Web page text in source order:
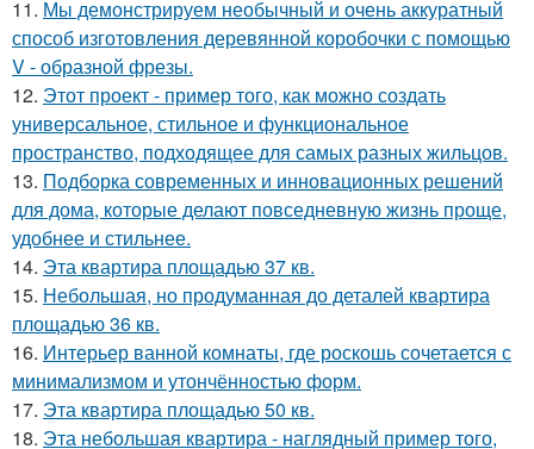
11. Мы демонстрируем необычный и очень аккуратный
способ изготовления деревянной коробочки с помощью
V - образной фрезы.
12. Этот проект - пример того, как можно создать
универсальное, стильное и функциональное
пространство, подходящее для самых разных жильцов.
13. Подборка современных и инновационных решений
для дома, которые делают повседневную жизнь проще,
удобнее и стильнее.
14. Эта квартира площадью 37 кв.
15. Небольшая, но продуманная до деталей квартира
площадью 36 кв.
16. Интерьер ванной комнаты, где роскошь сочетается с
минимализмом и утончённостью форм.
17. Эта квартира площадью 50 кв.
18. Эта небольшая квартира - наглядный пример того,